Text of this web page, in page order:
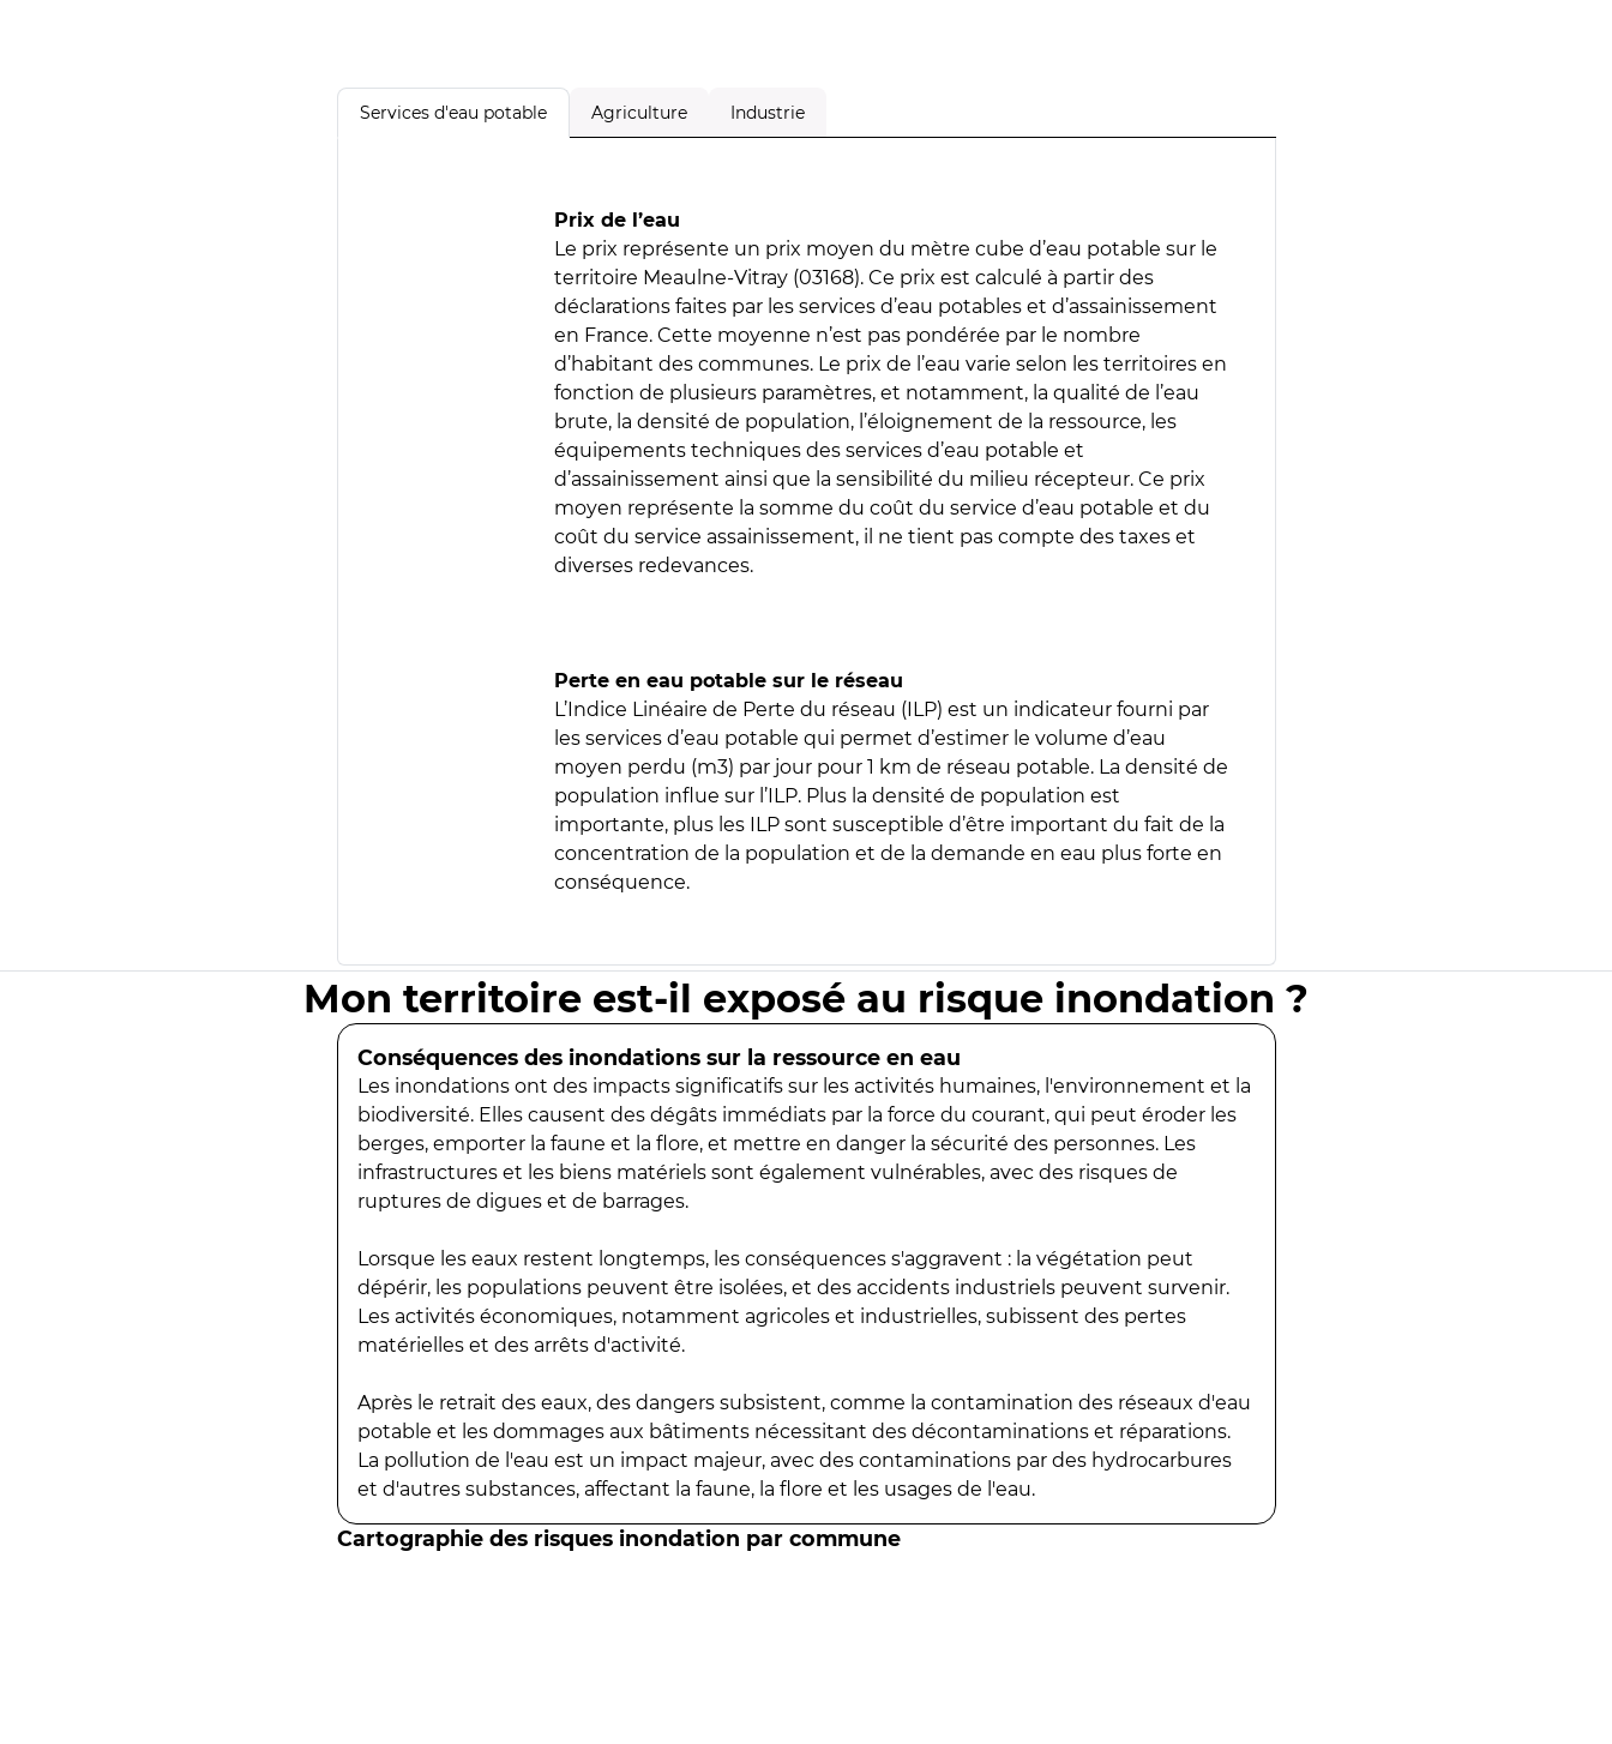
Services d'eau potable Agriculture Industrie
Prix de l’eau
Le prix représente un prix moyen du mètre cube d’eau potable sur le
territoire Meaulne-Vitray (03168). Ce prix est calculé à partir des
déclarations faites par les services d’eau potables et d’assainissement
en France. Cette moyenne n’est pas pondérée par le nombre
d’habitant des communes. Le prix de l’eau varie selon les territoires en
fonction de plusieurs paramètres, et notamment, la qualité de l’eau
brute, la densité de population, l’éloignement de la ressource, les
équipements techniques des services d’eau potable et
d’assainissement ainsi que la sensibilité du milieu récepteur. Ce prix
moyen représente la somme du coût du service d’eau potable et du
coût du service assainissement, il ne tient pas compte des taxes et
diverses redevances.
Perte en eau potable sur le réseau
L’Indice Linéaire de Perte du réseau (ILP) est un indicateur fourni par
les services d’eau potable qui permet d’estimer le volume d’eau
moyen perdu (m3) par jour pour 1 km de réseau potable. La densité de
population influe sur l’ILP. Plus la densité de population est
importante, plus les ILP sont susceptible d’être important du fait de la
concentration de la population et de la demande en eau plus forte en
conséquence.
Mon territoire est-il exposé au risque inondation ?
Conséquences des inondations sur la ressource en eau
Les inondations ont des impacts significatifs sur les activités humaines, l'environnement et la
biodiversité. Elles causent des dégâts immédiats par la force du courant, qui peut éroder les
berges, emporter la faune et la flore, et mettre en danger la sécurité des personnes. Les
infrastructures et les biens matériels sont également vulnérables, avec des risques de
ruptures de digues et de barrages.
Lorsque les eaux restent longtemps, les conséquences s'aggravent : la végétation peut
dépérir, les populations peuvent être isolées, et des accidents industriels peuvent survenir.
Les activités économiques, notamment agricoles et industrielles, subissent des pertes
matérielles et des arrêts d'activité.
Après le retrait des eaux, des dangers subsistent, comme la contamination des réseaux d'eau
potable et les dommages aux bâtiments nécessitant des décontaminations et réparations.
La pollution de l'eau est un impact majeur, avec des contaminations par des hydrocarbures
et d'autres substances, affectant la faune, la flore et les usages de l'eau.
Cartographie des risques inondation par commune